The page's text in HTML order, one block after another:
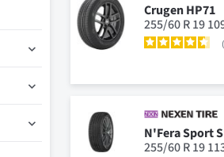
Crugen HP71
255/60 R 19
N'Fera Sport
255/60 R 19